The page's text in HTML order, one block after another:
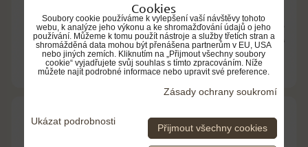
Cookies
Soubory cookie používáme k vylepšení vaší návštěvy tohoto
webu, k analýze jeho výkonu a ke shromažďování údajů o jeho
používání. Můžeme k tomu použít nástroje a služby třetích stran a
shromážděná data mohou být přenášena partnerům v EU, USA
nebo jiných zemích. Kliknutím na „Přijmout všechny soubory
cookie“ vyjadřujete svůj souhlas s tímto zpracováním. Níže
můžete najít podrobné informace nebo upravit své preference.
Zásady ochrany soukromí
Ukázat podrobnosti
Přijmout všechny cookies